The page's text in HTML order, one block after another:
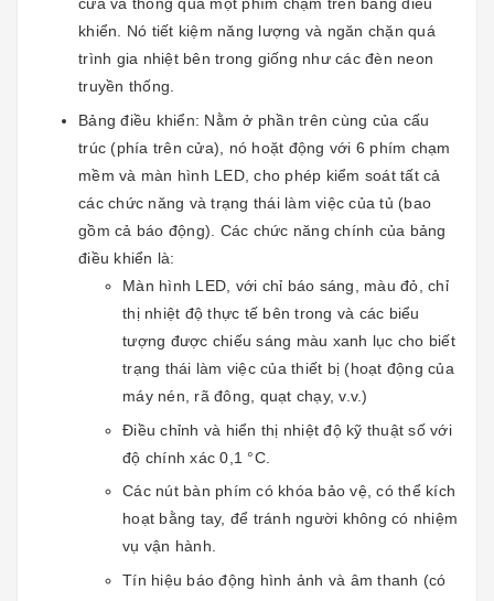
cửa và thông qua một phím chạm trên bảng điều
khiển. Nó tiết kiệm năng lượng và ngăn chặn quá
trình gia nhiệt bên trong giống như các đèn neon
truyền thống.
Bảng điều khiển: Nằm ở phần trên cùng của cấu
trúc (phía trên cửa), nó hoặt động với 6 phím chạm
mềm và màn hình LED, cho phép kiểm soát tất cả
các chức năng và trạng thái làm việc của tủ (bao
gồm cả báo động). Các chức năng chính của bảng
điều khiển là:
Màn hình LED, với chỉ báo sáng, màu đỏ, chỉ
thị nhiệt độ thực tế bên trong và các biểu
tượng được chiếu sáng màu xanh lục cho biết
trạng thái làm việc của thiết bị (hoạt động của
máy nén, rã đông, quạt chạy, v.v.)
Điều chỉnh và hiển thị nhiệt độ kỹ thuật số với
độ chính xác 0,1 °C.
Các nút bàn phím có khóa bảo vệ, có thể kích
hoạt bằng tay, để tránh người không có nhiệm
vụ vận hành.
Tín hiệu báo động hình ảnh và âm thanh (có